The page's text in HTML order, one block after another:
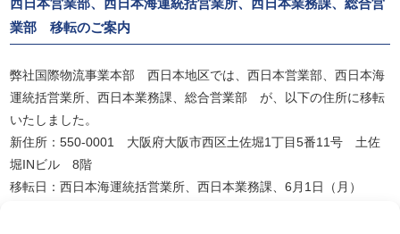
西日本営業部、西日本海運統括営業所、西日本業務課、総合営
業部 移転のご案内
弊社国際物流事業本部 西日本地区では、西日本営業部、西日本海
運統括営業所、西日本業務課、総合営業部 が、以下の住所に移転
いたしました。
新住所：550-0001 大阪府大阪市西区土佐堀1丁目5番11号 土佐
堀INビル 8階
移転日：西日本海運統括営業所、西日本業務課、6月1日（月）